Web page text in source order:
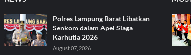
Polres Lampung Barat Libatkan
Senkom dalam Apel Siaga
Karhutla 2026
August 07, 2026